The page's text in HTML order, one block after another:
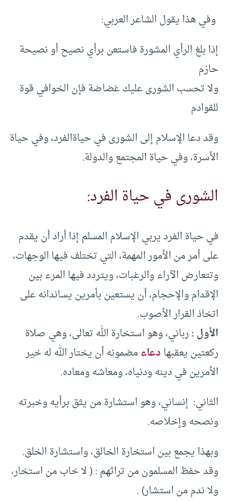
وفي هذا يقول الشاعر العربي:
إذا بلغ الرأي المشورة فاستعن برأي نصيح أو نصيحة
حازم
ولا تحسب الشورى عليك غضاضة فإن الخوافي قوة
للقوادم
وقد دعا الإسلام إلى الشورى في حياةالفرد، وفي حياة
الأسرة، وفي حياة المجتمع والدولة.
الشورى في حياة الفرد:
في حياة الفرد يربي الإسلام المسلم إذا أراد أن يقدم
على أمر من الأمور المهمة، التي تختلف فيها الوجهات،
وتتعارض الآراء والرغبات، ويتردد فيها المرء بين
الإقدام والإحجام، أن يستعين بأمرين يساندانه على
اتخاذ القرار الأصوب.
الأول :رباني، وهو استخارة الله تعالى، وهي صلاة
ركعتين يعقبهادعاءمضمونه أن يختار الله له خير
الأمرين في دينه ودنياه، ومعاشه ومعاده.
الثاني: إنساني، وهو استشارة من يثق برأيه وخبرته
ونصحه وإخلاصه.
وبهذا يجمع بين استخارة الخالق، واستشارة الخلق.
وقد حفظ المسلمون من تراثهم : ( لا خاب من استخار،
ولا ندم من استشار) .